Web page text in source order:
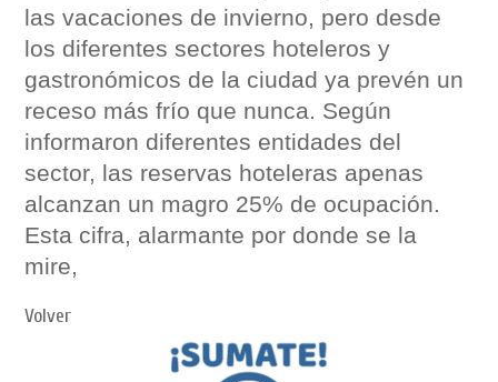
las vacaciones de invierno, pero desde
los diferentes sectores hoteleros y
gastronómicos de la ciudad ya prevén un
receso más frío que nunca. Según
informaron diferentes entidades del
sector, las reservas hoteleras apenas
alcanzan un magro 25% de ocupación.
Esta cifra, alarmante por donde se la
mire,
Volver